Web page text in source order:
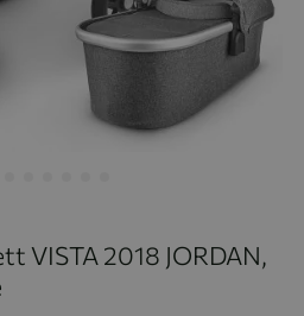
VISTA 2018 JORDAN,